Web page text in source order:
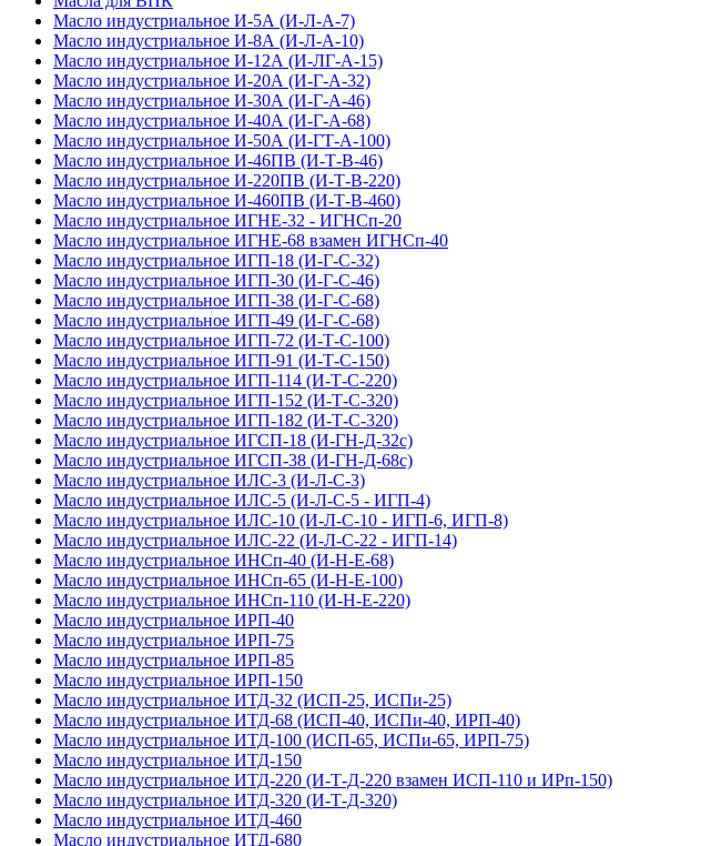
Масло индустриальное И-5А (И-Л-А-7)
Масло индустриальное И-8А (И-Л-А-10)
Масло индустриальное И-12А (И-ЛГ-А-15)
Масло индустриальное И-20А (И-Г-А-32)
Масло индустриальное И-30А (И-Г-А-46)
Масло индустриальное И-40А (И-Г-А-68)
Масло индустриальное И-50А (И-ГТ-А-100)
Масло индустриальное И-46ПВ (И-Т-В-46)
Масло индустриальное И-220ПВ (И-Т-В-220)
Масло индустриальное И-460ПВ (И-Т-В-460)
Масло индустриальное ИГНЕ-32 - ИГНСп-20
Масло индустриальное ИГНЕ-68 взамен ИГНСп-40
Масло индустриальное ИГП-18 (И-Г-С-32)
Масло индустриальное ИГП-30 (И-Г-С-46)
Масло индустриальное ИГП-38 (И-Г-С-68)
Масло индустриальное ИГП-49 (И-Г-С-68)
Масло индустриальное ИГП-72 (И-Т-С-100)
Масло индустриальное ИГП-91 (И-Т-С-150)
Масло индустриальное ИГП-114 (И-Т-С-220)
Масло индустриальное ИГП-152 (И-Т-С-320)
Масло индустриальное ИГП-182 (И-Т-С-320)
Масло индустриальное ИГСП-18 (И-ГН-Д-32с)
Масло индустриальное ИГСП-38 (И-ГН-Д-68с)
Масло индустриальное ИЛС-3 (И-Л-С-3)
Масло индустриальное ИЛС-5 (И-Л-С-5 - ИГП-4)
Масло индустриальное ИЛС-10 (И-Л-С-10 - ИГП-6, ИГП-8)
Масло индустриальное ИЛС-22 (И-Л-С-22 - ИГП-14)
Масло индустриальное ИНСп-40 (И-Н-Е-68)
Масло индустриальное ИНСп-65 (И-Н-Е-100)
Масло индустриальное ИНСп-110 (И-Н-Е-220)
Масло индустриальное ИРП-40
Масло индустриальное ИРП-75
Масло индустриальное ИРП-85
Масло индустриальное ИРП-150
Масло индустриальное ИТД-32 (ИСП-25, ИСПи-25)
Масло индустриальное ИТД-68 (ИСП-40, ИСПи-40, ИРП-40)
Масло индустриальное ИТД-100 (ИСП-65, ИСПи-65, ИРП-75)
Масло индустриальное ИТД-150
Масло индустриальное ИТД-220 (И-Т-Д-220 взамен ИСП-110 и ИРп-150)
Масло индустриальное ИТД-320 (И-Т-Д-320)
Масло индустриальное ИТД-460
Масло индустриальное ИТД-680